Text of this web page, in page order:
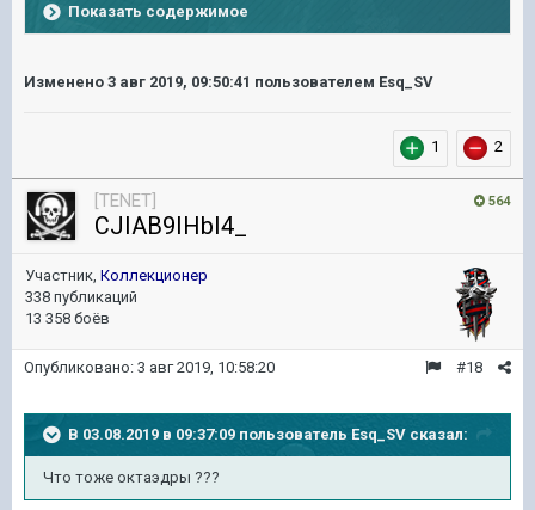
Показать содержимое
Изменено 3 авг 2019, 09:50:41 пользователем Esq_SV
1 2
564
[TENET]
CJIAB9IHbI4_
Участник, Коллекционер
338 публикаций
13 358 боёв
#18
Опубликовано: 3 авг 2019, 10:58:20
В 03.08.2019 в 09:37:09 пользователь Esq_SV сказал:
Что тоже октаэдры ???